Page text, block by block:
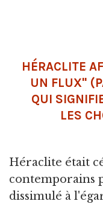
HÉRACLITE
UN FLUX"
QUI
LES
Héraclite était
contemporains
dissimulé à